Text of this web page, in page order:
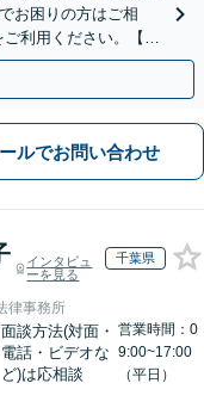
お困りの方はご相
利用ください。【初
ルでお問い合わせ
インタビュ
ーを見る
千葉県
律事務所
面談方法(対面・
電話・ビデオな
ど)は応相談
営業時間：0
9:00~17:00
（平日）